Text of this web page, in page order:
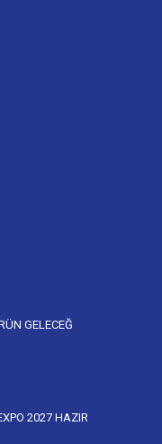
GELECEĞ
2027 HAZIR